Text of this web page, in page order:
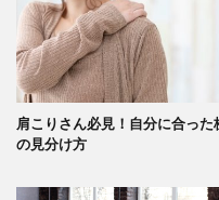
肩こりさん必見！自分に合った
の見分け方